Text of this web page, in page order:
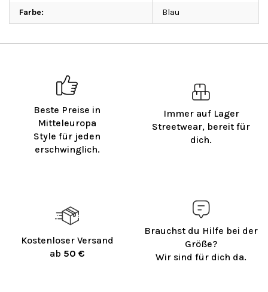
Beste Preise in
Mitteleuropa
Style für jeden
erschwinglich.
Immer auf Lager
Streetwear, bereit für
dich.
Kostenloser Versand
ab 50 €
Brauchst du Hilfe bei der
Größe?
Wir sind für dich da.
Farbe: Blau